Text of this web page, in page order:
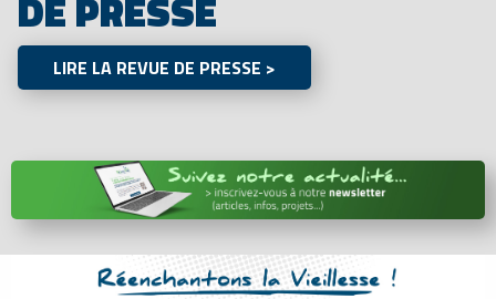
LIRE LA REVUE DE PRESSE >